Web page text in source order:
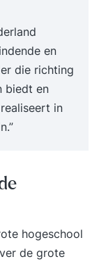
plan.
Je weet
welke
hoe je ‘high
uit je
en
die richting
biedt en
in
hogeschool
de grote